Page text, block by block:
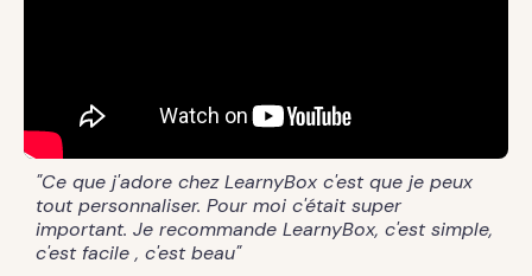
"Ce que j'adore chez LearnyBox c'est que je peux
tout personnaliser. Pour moi c'était super
important. Je recommande LearnyBox, c'est simple,
c'est facile , c'est beau"